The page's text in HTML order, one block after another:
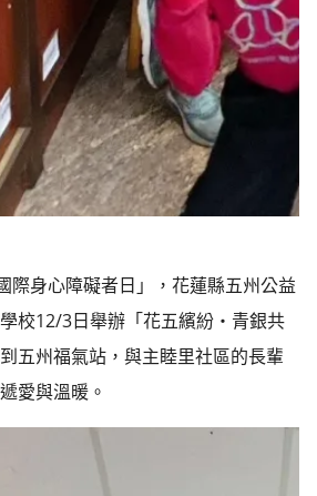
際身心障礙者日」，花蓮縣五州公益
校12/3日舉辦「花五繽紛‧青銀共
五州福氣站，與主睦里社區的長輩
愛與溫暖。